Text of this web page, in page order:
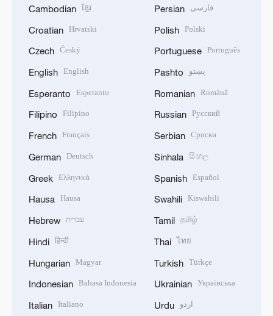
Cambodian ខ្មែរ
Croatian Hrvatski
Czech Český
English English
Esperanto Esperanto
Filipino Filipino
French Français
German Deutsch
Greek Ελληνικά
Hausa Hausa
Hebrew עברית
Hindi हिन्दी
Hungarian Magyar
Indonesian Bahasa Indonesia
Italian Italiano
Persian فارسی
Polish Polski
Portuguese Português
Pashto پښتو
Romanian Română
Russian Русский
Serbian Српски
Sinhala සිංහල
Spanish Español
Swahili Kiswahili
Tamil தமிழ்
Thai ไทย
Turkish Türkçe
Ukrainian Українська
Urdu اردو